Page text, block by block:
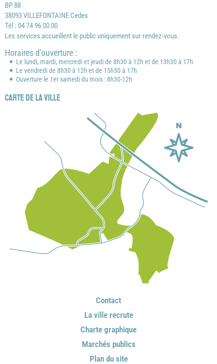
BP 88
38093 VILLEFONTAINE Cedex
Tél : 04 74 96 00 00
Les services accueillent le public uniquement sur rendez-vous.
Horaires d’ouverture :
Le lundi, mardi, mercredi et jeudi de 8h30 à 12h et de 13h30 à 17h
Le vendredi de 8h30 à 12h et de 15h30 à 17h
Ouverture le 1er samedi du mois : 8h30-12h
Carte de la ville
Contact
La ville recrute
Charte graphique
Marchés publics
Plan du site